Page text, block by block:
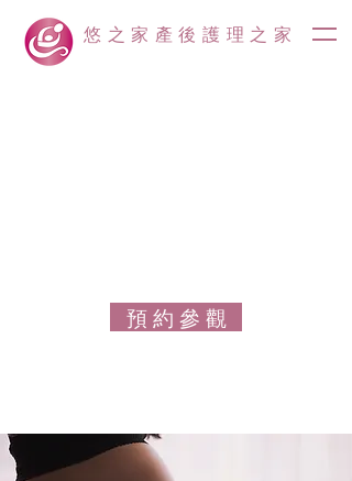
悠之家產後護理之家
預 約 參 觀